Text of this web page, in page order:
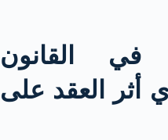
في القانون
أثر العقد على